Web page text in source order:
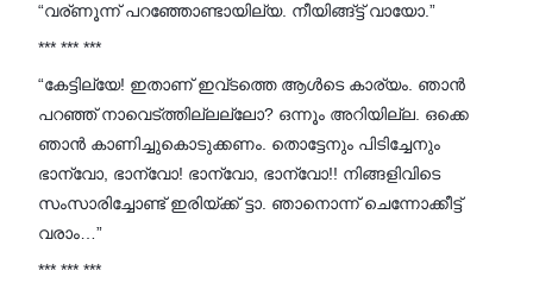
“വര്ണൂന്ന് പറഞ്ഞോണ്ടായില്യ. നീയിങ്ങ്ട്ട് വായോ.”
*** *** ***
“കേട്ടില്യേ! ഇതാണ് ഇവ്ടത്തെ ആൾടെ കാര്യം. ഞാൻ
പറഞ്ഞ് നാവെട്ത്തില്ലല്ലോ? ഒന്നൂം അറിയില്ല. ഒക്കെ
ഞാൻ കാണിച്ചുകൊടുക്കണം. തൊട്ടേനും പിടിച്ചേനും
ഭാന്വോ, ഭാന്വോ! ഭാന്വോ, ഭാന്വോ!! നിങ്ങളിവിടെ
സംസാരിച്ചോണ്ട് ഇരിയ്ക്ക് ട്ടാ. ഞാനൊന്ന് ചെന്നോക്കീട്ട്
വരാം…”
*** *** ***